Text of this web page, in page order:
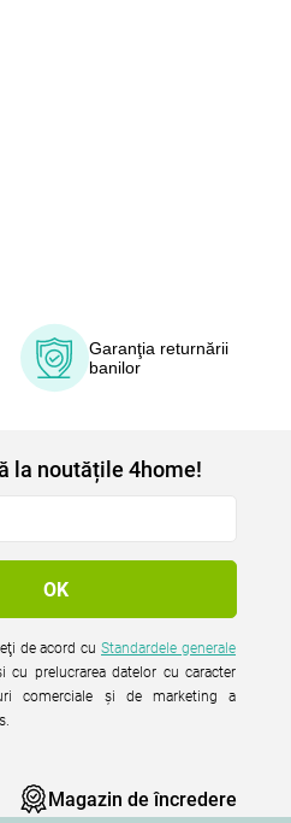
Garanţia returnării
banilor
la noutățile 4home!
de acord cuStandardele generale
comerciale şi de marketing a
Magazin de încredere